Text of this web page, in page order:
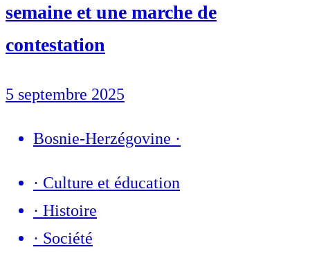
semaine et une marche de
contestation
5 septembre 2025
Bosnie-Herzégovine ·
· Culture et éducation
· Histoire
· Société